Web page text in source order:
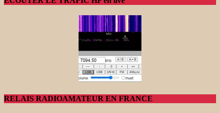
RELAIS RADIOAMATEUR EN FRANCE